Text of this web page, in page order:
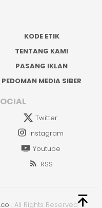
KODE ETIK
TENTANG KAMI
PASANG IKLAN
PEDOMAN MEDIA SIBER
Twitter
Instagram
Youtube
RSS
. All Rights Reserved